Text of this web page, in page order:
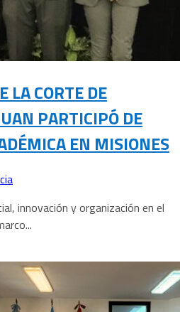
LA CORTE DE
PARTICIPÓ DE
EN MISIONES
innovación y organización en el